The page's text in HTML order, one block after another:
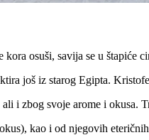
osuši, savija se u štapiće
još iz starog Egipta.
i zbog svoje arome i
kao i od njegovih